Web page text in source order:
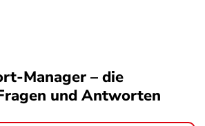
Manager – die
und Antworten